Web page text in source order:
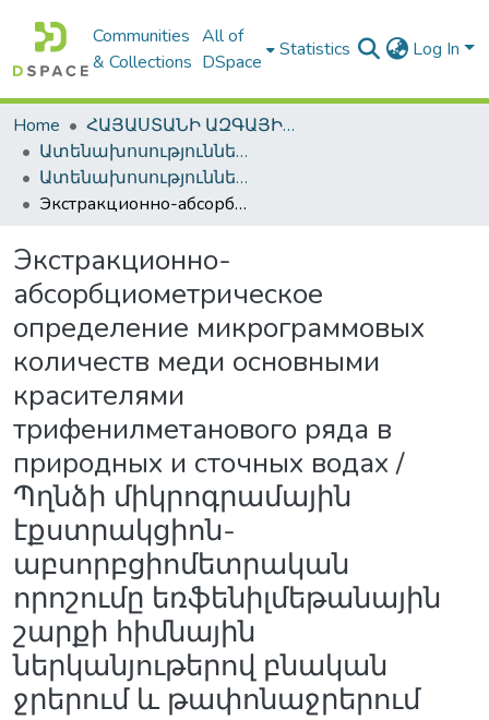
Communities
& Collections
All of
DSpace
Statistics Log In
Home
ՀԱՅԱՍՏԱՆԻ ԱԶԳԱՅԻՆ ԳՐԱԴԱՐԱՆԻ ԹՎԱՅԻՆ ՊԱՀՈՑ / DIGITAL REPOSITORY OF NLA
Ատենախոսություններ և սեղմագրեր / Theses & Abstracts
Ատենախոսություններ և սեղմագրեր / Theses & Abstracts
Экстракционно-абсорбциометрическое определение микрограммовых количеств меди основными красителями трифенилметанового ряда в природных и сточных водах / Պղնձի միկրոգրամային էքստրակցիոն-աբսորբցիոմետրական որոշումը եռֆենիլմեթանային շարքի հիմնային ներկանյութերով բնական ջրերում և թափոնաջրերում
Экстракционно-
абсорбциометрическое
определение микрограммовых
количеств меди основными
красителями
трифенилметанового ряда в
природных и сточных водах /
Պղնձի միկրոգրամային
էքստրակցիոն-
աբսորբցիոմետրական
որոշումը եռֆենիլմեթանային
շարքի հիմնային
ներկանյութերով բնական
ջրերում և թափոնաջրերում